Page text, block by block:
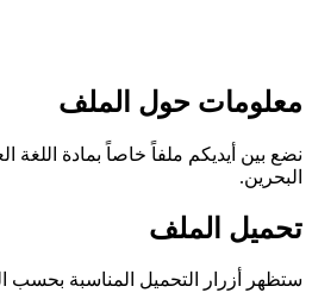
معلومات حول الملف
نضع بين أيديكم ملفاً خاصاً بمادة
البحرين.
تحميل الملف
ستظهر أزرار التحميل المناسبة بحسب